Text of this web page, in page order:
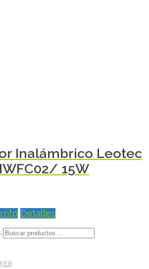
Inalámbrico Leotec
15W
Detalles